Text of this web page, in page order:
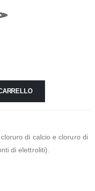
di calcio e cloruro di
di elettroliti).